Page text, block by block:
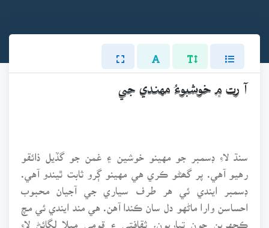
آ رت ۾ خوشبوءُ مهندي جي
سنڌ لاءِ ڊسمبر جو مهينو خوشين ۽ غمن جو گڏيل ذائقو
رهيو آهي. پر گھڻو ڪري هي مهينو ڳرو ثابت ٿيندو آهي.
ڊسمبر ايندي ئي هر طرف سياري جي آجيان محبوب
احساسن وارا ماڻهو دل سان ڪندا آهن. هي مند ايندي ئي مچ
ڪچهرين جون تياريون، ثقافتي ۽ قومي ميلا لڳائڻ لاءِ